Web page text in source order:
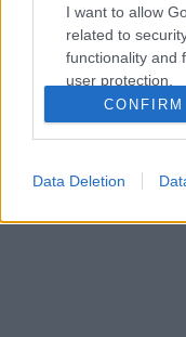
I want to allow
related to
functionality and
user protection.
CONFIRM
Data Deletion
POLITICO
L'inquietante
Covid: